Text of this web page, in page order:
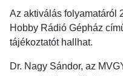
Az aktiválás folyamatáról
Hobby Rádió Gépház
tájékoztatót hallhat.
Dr. Nagy Sándor, az